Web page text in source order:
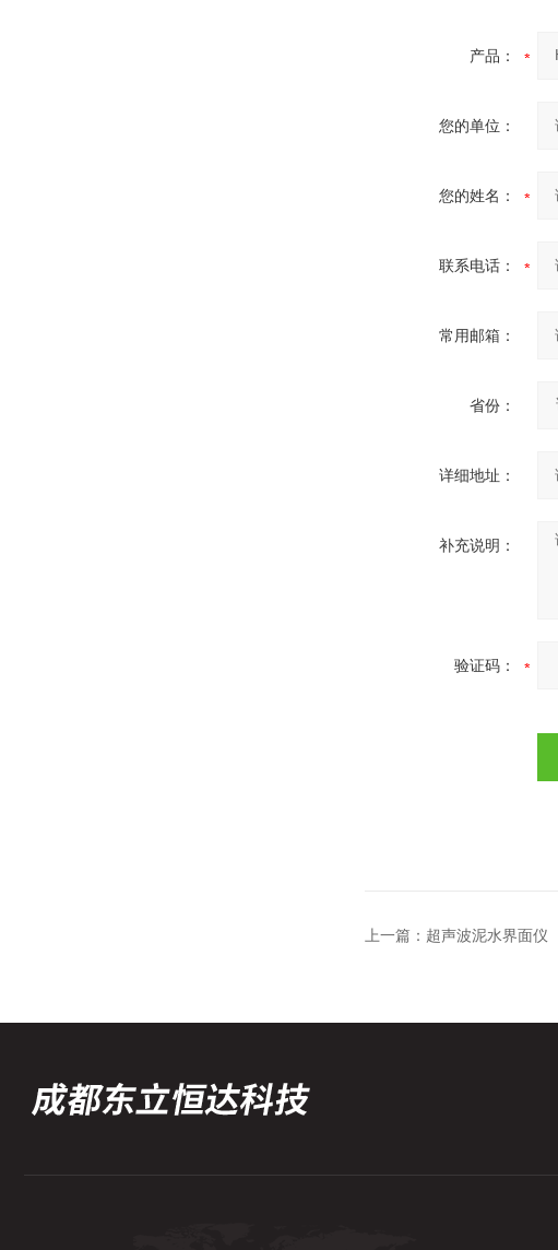
产品：
您的单位：
您的姓名：
联系电话：
常用邮箱：
省份：
详细地址：
补充说明：
验证码：
上一篇： 超声波泥水界面仪